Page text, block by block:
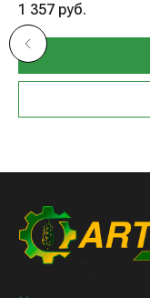
1 357 руб.
Клиентам
Компания
Новости компании
Дилерам